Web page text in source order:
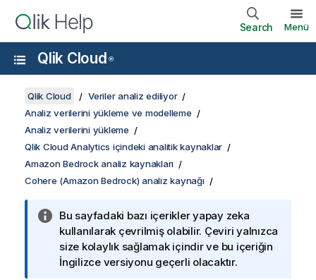
Search Menü
Qlik Cloud ®
Qlik Cloud
Veriler analiz ediliyor
Analiz verilerini yükleme ve modelleme
Analiz verilerini yükleme
Qlik Cloud Analytics içindeki analitik kaynaklar
Amazon Bedrock analiz kaynakları
Cohere (Amazon Bedrock) analiz kaynağı
Bu sayfadaki bazı içerikler yapay zeka
kullanılarak çevrilmiş olabilir. Çeviri yalnızca
size kolaylık sağlamak içindir ve bu içeriğin
İngilizce versiyonu geçerli olacaktır.